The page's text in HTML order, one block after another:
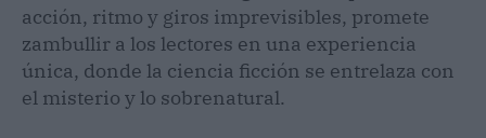
acción, ritmo y giros imprevisibles, promete
zambullir a los lectores en una experiencia
única, donde la ciencia ficción se entrelaza con
el misterio y lo sobrenatural.